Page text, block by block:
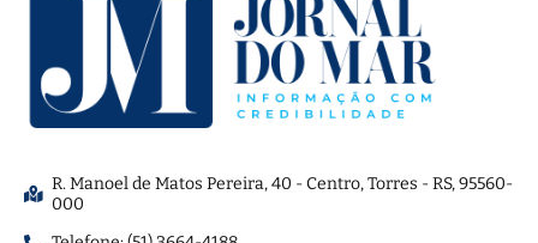
R. Manoel de Matos Pereira, 40 - Centro, Torres - RS, 95560-
000